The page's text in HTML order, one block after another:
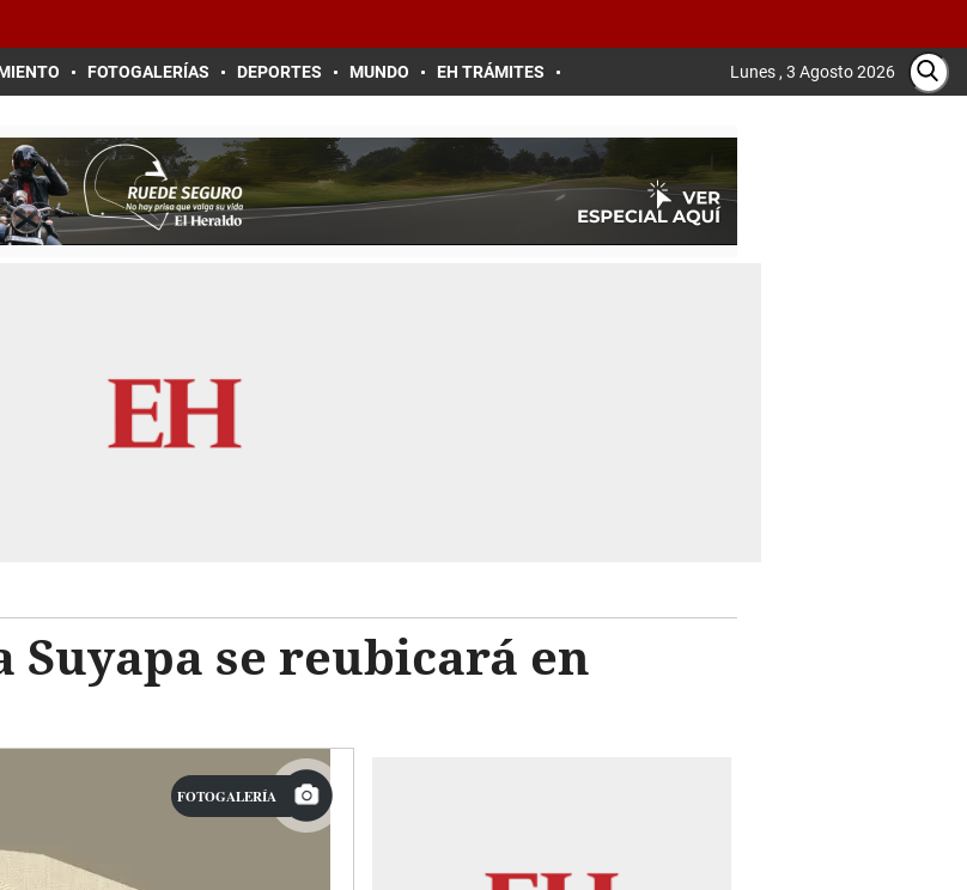
FOTOGALERÍAS DEPORTES MUNDO EH TRÁMITES Lunes , 3 Agosto 2026
Suyapa se reubicará en
FOTOGALERÍA